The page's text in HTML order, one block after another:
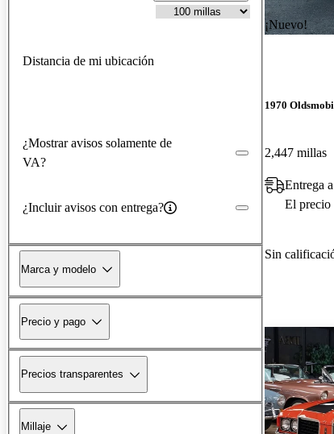
Distancia de mi ubicación
¿Mostrar avisos solamente de
VA?
¿Incluir avisos con entrega?
Marca y modelo
Precio y pago
Precios transparentes
Millaje
¡Nuevo!
1970
2,447 millas
Entrega
El precio
Sin